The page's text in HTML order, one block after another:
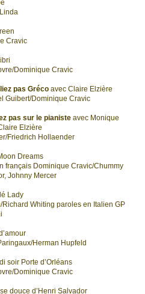
Cravic
Dominique Cravic
pas Gréco avec Claire Elzière
Guibert/Dominique Cravic
pas sur le pianiste avec Monique
Elzière
Friedrich Hollaender
Dreams
français Dominique Cravic/Chummy
Johnny Mercer
Lady
Richard Whiting paroles en Italien GP
Herman Hupfeld
soir Porte d’Orléans
Dominique Cravic
douce d’Henri Salvador